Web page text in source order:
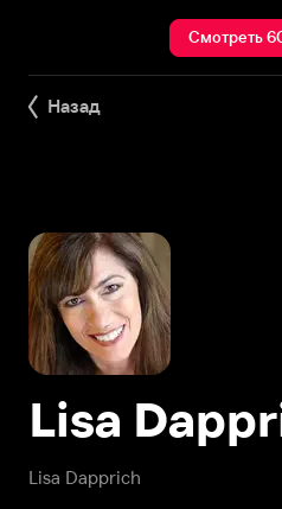
Смотреть
Назад
Lisa Dapprich
Lisa